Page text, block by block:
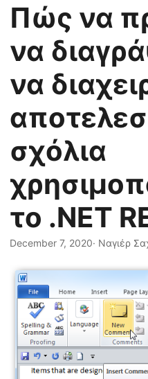
π
λ
ο
γ
η
σ
η
Πώς να
να
να
σχόλια
το .NET
December 7, 2020· Ναγιέρ